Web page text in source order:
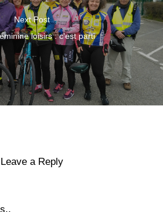
Next Post
loisirs : c'est parti
Leave a Reply